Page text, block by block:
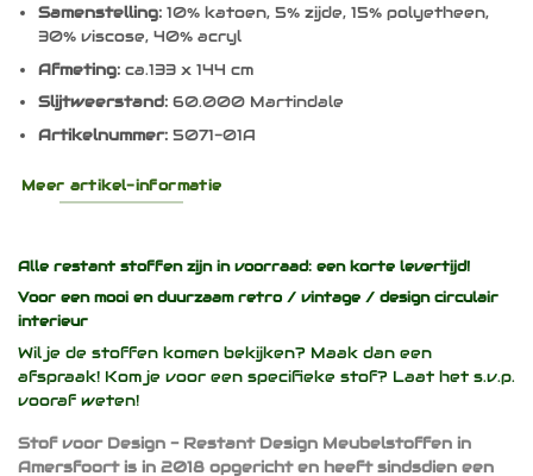
Samenstelling: 10% katoen, 5% zijde, 15% polyetheen,
30% viscose, 40% acryl
Afmeting:ca.133 x 144 cm
Slijtweerstand:60.000 Martindale
Artikelnummer:5071-01A
Meer artikel-informatie
Alle restant stoffen zijn in voorraad: een korte levertijd!
Voor een mooi en duurzaam retro / vintage / design circulair
interieur
Wil je de stoffen komen bekijken? Maak dan een
afspraak! Kom je voor een specifieke stof? Laat het s.v.p.
vooraf weten!
Stof voor Design - Restant Design Meubelstoffen in
Amersfoort is in 2018 opgericht en heeft sindsdien een